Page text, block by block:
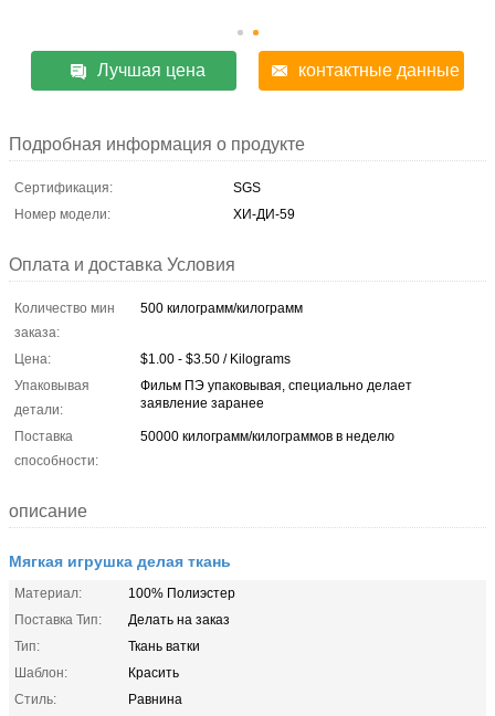
Лучшая цена контактные данные
Подробная информация о продукте
Сертификация:
SGS
Номер модели:
ХИ-ДИ-59
Оплата и доставка Условия
Количество мин
заказа:
500 килограмм/килограмм
Цена:
$1.00 - $3.50 / Kilograms
Упаковывая
детали:
Фильм ПЭ упаковывая, специально делает
заявление заранее
Поставка
способности:
50000 килограмм/килограммов в неделю
описание
Мягкая игрушка делая ткань
Материал:
100% Полиэстер
Поставка Тип:
Делать на заказ
Тип:
Ткань ватки
Шаблон:
Красить
Стиль:
Равнина